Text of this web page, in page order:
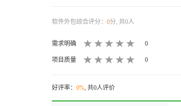
软件外包综合评分： 0分, 共0人
需求明确 0
项目质量 0
好评率： 0%, 共0人评价